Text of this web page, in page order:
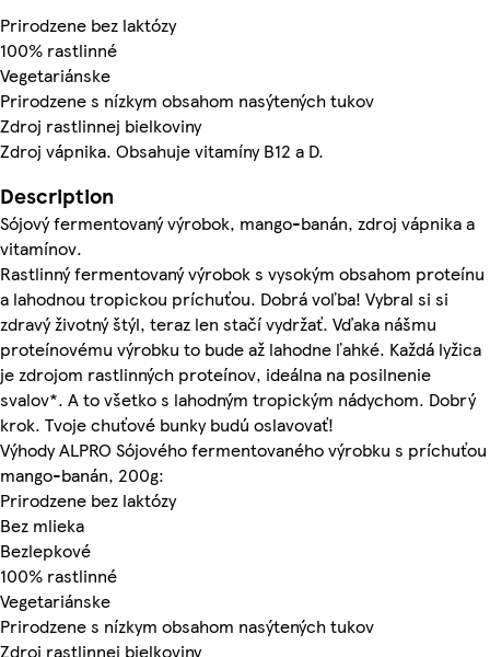
Prirodzene bez laktózy
100% rastlinné
Vegetariánske
Prirodzene s nízkym obsahom nasýtených tukov
Zdroj rastlinnej bielkoviny
Zdroj vápnika. Obsahuje vitamíny B12 a D.
Description
Sójový fermentovaný výrobok, mango-banán, zdroj vápnika a
vitamínov.
Rastlinný fermentovaný výrobok s vysokým obsahom proteínu
a lahodnou tropickou príchuťou. Dobrá voľba! Vybral si si
zdravý životný štýl, teraz len stačí vydržať. Vďaka nášmu
proteínovému výrobku to bude až lahodne ľahké. Každá lyžica
je zdrojom rastlinných proteínov, ideálna na posilnenie
svalov*. A to všetko s lahodným tropickým nádychom. Dobrý
krok. Tvoje chuťové bunky budú oslavovať!
Výhody ALPRO Sójového fermentovaného výrobku s príchuťou
mango-banán, 200g:
Prirodzene bez laktózy
Bez mlieka
Bezlepkové
100% rastlinné
Vegetariánske
Prirodzene s nízkym obsahom nasýtených tukov
Zdroj rastlinnej bielkoviny